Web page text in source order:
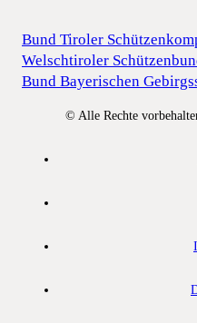
Bund Tiroler
Welschtiroler
Bund Bayerischen
© Alle Rechte